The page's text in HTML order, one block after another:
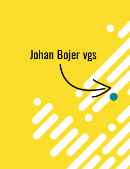
Johan Bojer vgs